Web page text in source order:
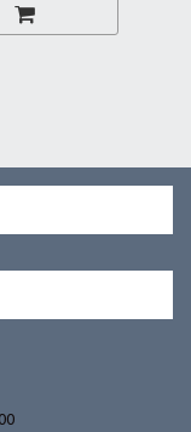
健腰墊丨腰
透氣腰墊丨